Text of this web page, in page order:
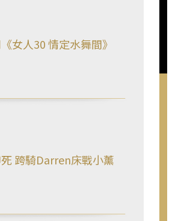
女人30 情定水舞間》
跨騎Darren床戰小薰